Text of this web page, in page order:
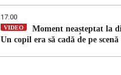
17:00
VIDEO
Moment neașteptat la
Un copil era să cadă de pe scenă